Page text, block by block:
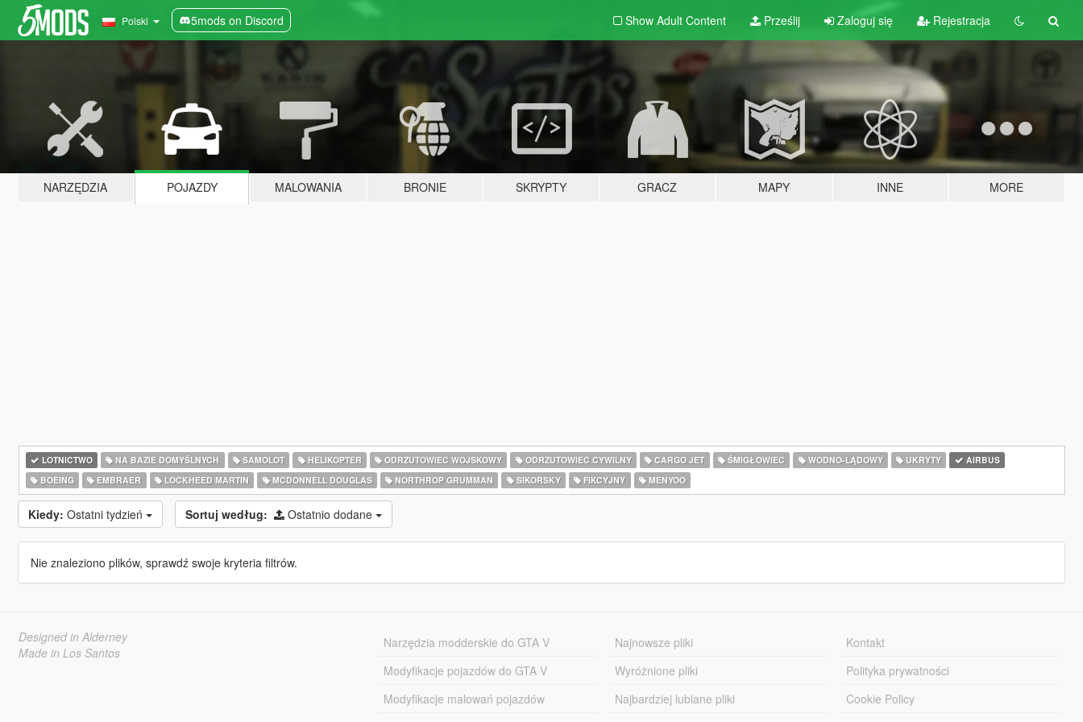
Polski 5mods on Discord Show Adult Content Prześlij Zaloguj się Rejestracja
NARZĘDZIA POJAZDY MALOWANIA BRONIE SKRYPTY GRACZ MAPY INNE MORE
LOTNICTWO NA BAZIE DOMYŚLNYCH SAMOLOT HELIKOPTER ODRZUTOWIEC WOJSKOWY ODRZUTOWIEC CYWILNY CARGO JET ŚMIGŁOWIEC WODNO-LĄDOWY UKRYTY
AIRBUS
BOEING
EMBRAER LOCKHEED MARTIN MCDONNELL DOUGLAS NORTHROP GRUMMAN SIKORSKY FIKCYJNY MENYOO
Kiedy: Ostatni tydzień Sortuj według: Ostatnio dodane
Nie znaleziono plików, sprawdź swoje kryteria filtrów.
Designed in Alderney
Made in Los Santos
Narzędzia modderskie do GTA V
Modyfikacje pojazdów do GTA V
Modyfikacje malowań pojazdów
Najnowsze pliki
Wyróżnione pliki
Najbardziej lubiane pliki
Kontakt
Polityka prywatności
Cookie Policy